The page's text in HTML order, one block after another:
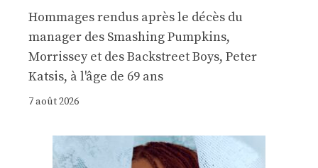
Hommages rendus après le décès du
manager des Smashing Pumpkins,
Morrissey et des Backstreet Boys, Peter
Katsis, à l'âge de 69 ans
7 août 2026